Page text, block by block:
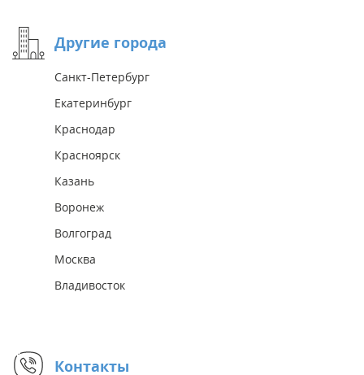
Другие города
Санкт-Петербург
Екатеринбург
Краснодар
Красноярск
Казань
Воронеж
Волгоград
Москва
Владивосток
Контакты